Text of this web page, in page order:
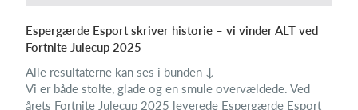
Espergærde Esport skriver historie – vi vinder ALT ved
Fortnite Julecup 2025
Alle resultaterne kan ses i bunden ↓
Vi er både stolte, glade og en smule overvældede. Ved
årets Fortnite Julecup 2025 leverede Espergærde Esport